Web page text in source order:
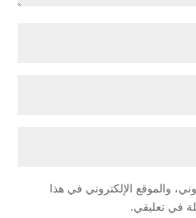
والموقع الإلكتروني في هذا
في تعليقي.